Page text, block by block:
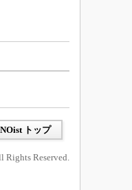
トップ
Rights Reserved.